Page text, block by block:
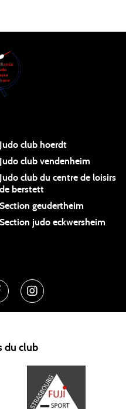
Judo club hoerdt
Judo club vendenheim
Judo club du centre de loisirs
de berstett
Section geudertheim
Section judo eckwersheim
du club